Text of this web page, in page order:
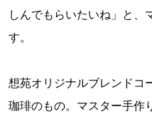
しんでもらいたいね」と、
す。
想苑オリジナルブレンドコ
珈琲のもの。マスター手作